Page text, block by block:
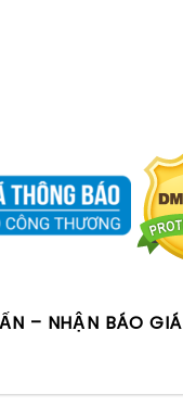
– NHẬN BÁO GIÁ